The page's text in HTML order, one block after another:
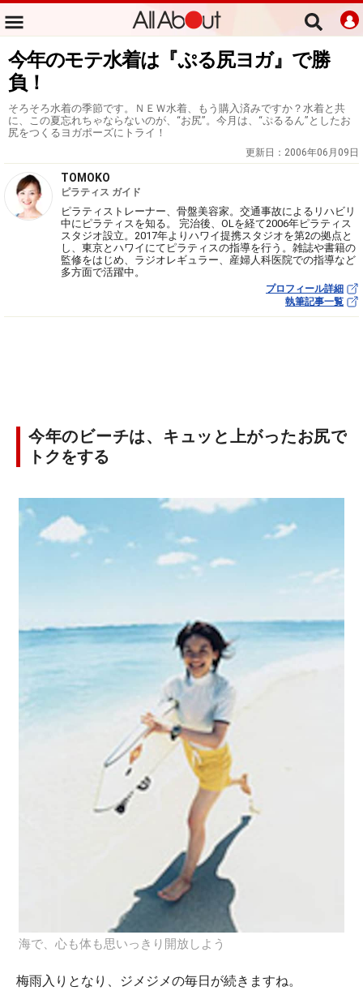
今年のモテ水着は『ぷる尻ヨガ』で勝
負！
そろそろ水着の季節です。ＮＥＷ水着、もう購入済みですか？水着と共
に、この夏忘れちゃならないのが、“お尻”。今月は、“ぷるるん”としたお
尻をつくるヨガポーズにトライ！
更新日： 2006年06月09日
TOMOKO
ピラティス ガイド
ピラティストレーナー、骨盤美容家。交通事故によるリハビリ
中にピラティスを知る。 完治後、OLを経て2006年ピラティス
スタジオ設立。2017年よりハワイ提携スタジオを第2の拠点と
し、東京とハワイにてピラティスの指導を行う。雑誌や書籍の
監修をはじめ、ラジオレギュラー、産婦人科医院での指導など
多方面で活躍中。
プロフィール詳細
執筆記事一覧
今年のビーチは、キュッと上がったお尻で
トクをする
海で、心も体も思いっきり開放しよう
梅雨入りとなり、ジメジメの毎日が続きますね。